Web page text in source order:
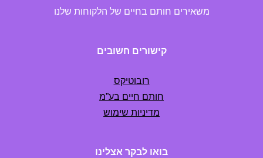
משאירים חותם בחיים של הלקוחות שלנו
קישורים חשובים
רובוטיקס
חותם חיים בע”מ
מדיניות שימוש
בואו לבקר אצלינו